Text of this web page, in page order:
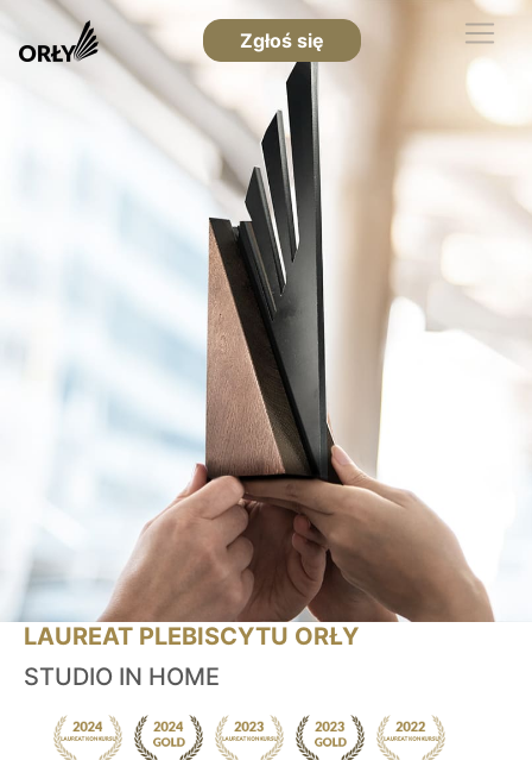
Zgłoś się
LAUREAT PLEBISCYTU ORŁY
STUDIO IN HOME